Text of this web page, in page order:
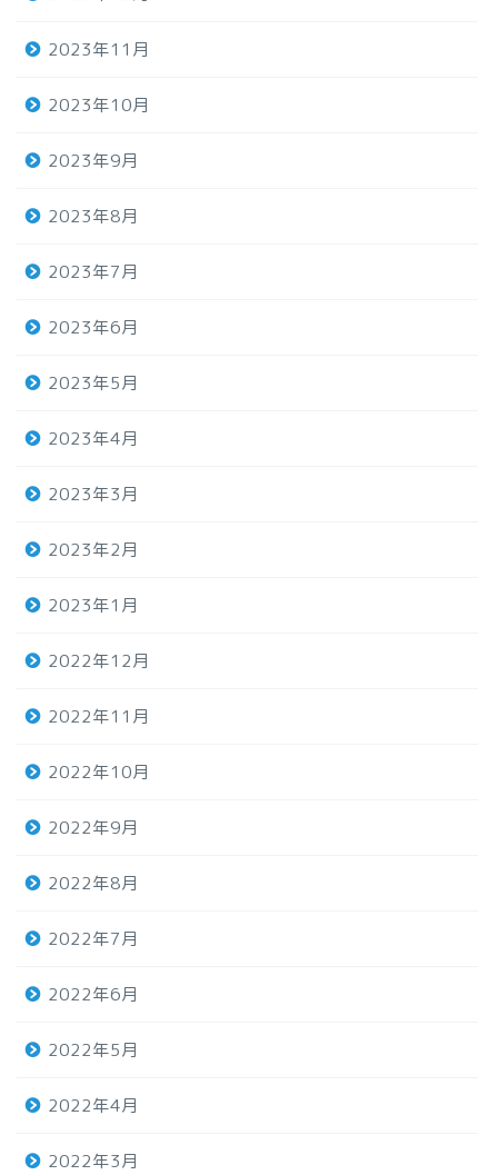
2023年11月
2023年10月
2023年9月
2023年8月
2023年7月
2023年6月
2023年5月
2023年4月
2023年3月
2023年2月
2023年1月
2022年12月
2022年11月
2022年10月
2022年9月
2022年8月
2022年7月
2022年6月
2022年5月
2022年4月
2022年3月